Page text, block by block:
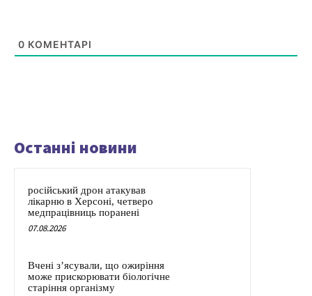
0 КОМЕНТАРІ
Останні новини
російський дрон атакував
лікарню в Херсоні, четверо
медпрацівниць поранені
07.08.2026
Вчені з’ясували, що ожиріння
може прискорювати біологічне
старіння організму